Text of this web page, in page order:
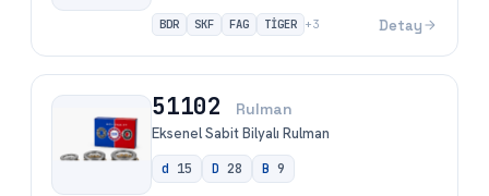
BDR SKF FAG TİGER +3 Detay
51102 Rulman
Eksenel Sabit Bilyalı Rulman
d 15 D 28 B 9